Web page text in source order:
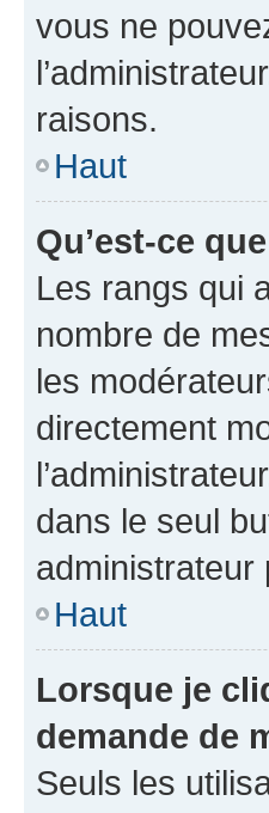
vous ne
raisons.
Haut
Qu’est-ce
Les rangs qui
nombre de
les
directement
dans le seul
administrateur
Haut
Lorsque je
demande de
Seuls les